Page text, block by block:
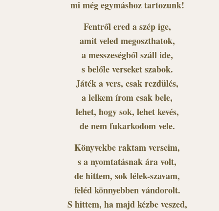
mi még egymáshoz tartozunk!
Fentről ered a szép ige,
amit veled megoszthatok,
a messzeségből száll ide,
s belőle verseket szabok.
Játék a vers, csak rezdülés,
a lelkem írom csak bele,
lehet, hogy sok, lehet kevés,
de nem fukarkodom vele.
Könyvekbe raktam verseim,
s a nyomtatásnak ára volt,
de hittem, sok lélek-szavam,
feléd könnyebben vándorolt.
S hittem, ha majd kézbe veszed,